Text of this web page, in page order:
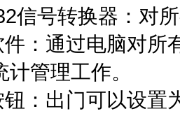
号转换器：对所
通过电脑对所
管理工作。
出门可以设置